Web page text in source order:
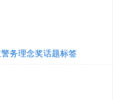
务理念奖话题标签